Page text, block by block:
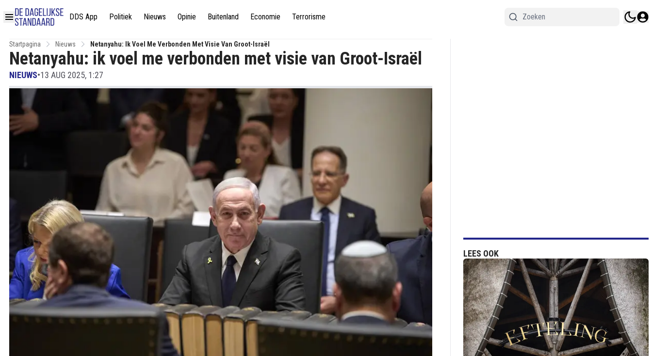
DDS App Politiek Nieuws Opinie Buitenland Economie Terrorisme
Startpagina Nieuws Netanyahu: Ik Voel Me Verbonden Met Visie Van Groot-Israël
Netanyahu: ik voel me verbonden met visie van Groot-Israël
NIEUWS•13 AUG 2025, 1:27
LEES OOK